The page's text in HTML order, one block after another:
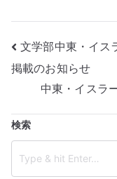
投
稿
ナ
ビ
ゲ
文学部中東・イス
掲載のお知らせ
中東・イスラ
検索